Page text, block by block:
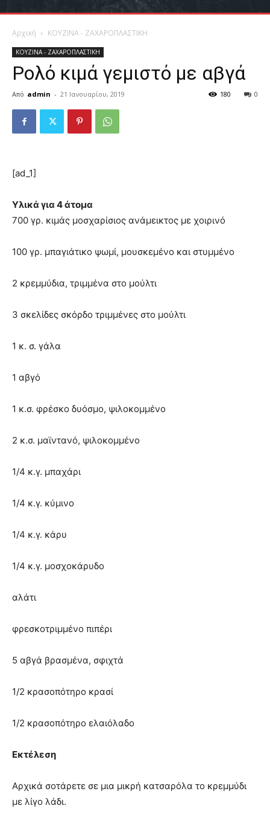
Αρχική ΚΟΥΖΙΝΑ - ΖΑΧΑΡΟΠΛΑΣΤΙΚΗ
ΚΟΥΖΙΝΑ - ΖΑΧΑΡΟΠΛΑΣΤΙΚΗ
Ρολό κιμά γεμιστό με αβγά
Από admin - 21 Ιανουαρίου, 2019 0
180
[ad_1]
Υλικά για 4 άτομα
700 γρ. κιμάς μοσχαρίσιος ανάμεικτος με χοιρινό
100 γρ. μπαγιάτικο ψωμί, μουσκεμένο και στυμμένο
2 κρεμμύδια, τριμμένα στο μούλτι
3 σκελίδες σκόρδο τριμμένες στο μούλτι
1 κ. σ. γάλα
1 αβγό
1 κ.σ. φρέσκο δυόσμο, ψιλοκομμένο
2 κ.σ. μαϊντανό, ψιλοκομμένο
1/4 κ.γ. μπαχάρι
1/4 κ.γ. κύμινο
1/4 κ.γ. κάρυ
1/4 κ.γ. μοσχοκάρυδο
αλάτι
φρεσκοτριμμένο πιπέρι
5 αβγά βρασμένα, σφιχτά
1/2 κρασοπότηρο κρασί
1/2 κρασοπότηρο ελαιόλαδο
Εκτέλεση
Αρχικά σοτάρετε σε μια μικρή κατσαρόλα το κρεμμύδι
με λίγο λάδι.